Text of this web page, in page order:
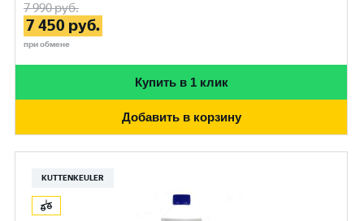
7 990руб.
7 450 руб.
при обмене
Купить в 1 клик
Добавить в корзину
KUTTENKEULER